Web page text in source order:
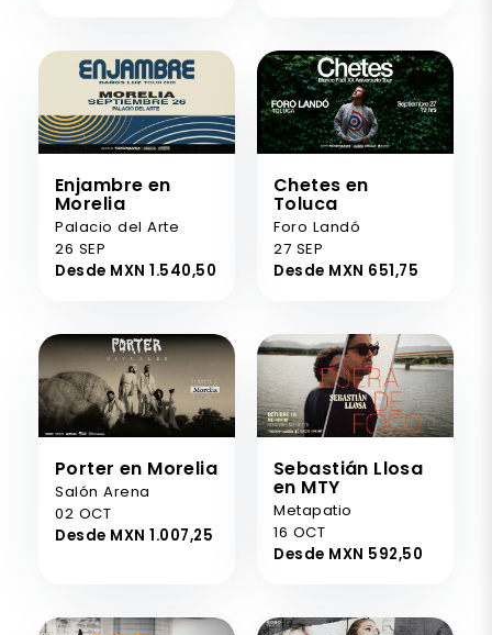
Enjambre en
Morelia
Palacio del Arte
26 SEP
Desde MXN 1.540,50
Chetes en
Toluca
Foro Landó
27 SEP
Desde MXN 651,75
Porter en Morelia
Salón Arena
02 OCT
Desde MXN 1.007,25
Sebastián Llosa
en MTY
Metapatio
16 OCT
Desde MXN 592,50